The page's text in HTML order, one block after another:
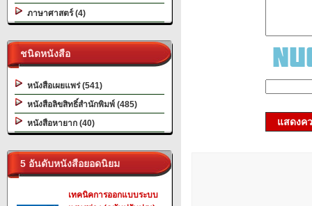
ภาษาศาสตร์ (4)
ชนิดหนังสือ
หนังสือเผยแพร่ (541)
หนังสือลิขสิทธิ์สำนักพิมพ์ (485)
หนังสือหายาก (40)
5 อันดับหนังสือยอดนิยม
เทคนิคการออกแบบระบบ
แสดงค